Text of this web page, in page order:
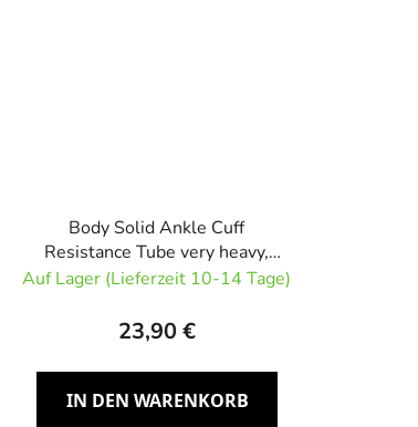
Body Solid Ankle Cuff
Resistance Tube very heavy,
Widerstandsband sehr schwer
Auf Lager (Lieferzeit 10-14 Tage)
23,90 €
IN DEN WARENKORB